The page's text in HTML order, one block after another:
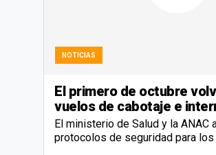
NOTICIAS
El primero de octubre
vuelos de cabotaje e
El ministerio de Salud y la ANAC
protocolos de seguridad para los